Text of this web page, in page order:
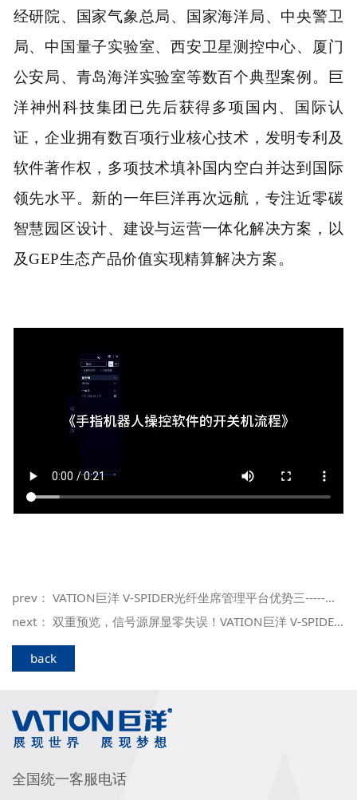
经研院、国家气象总局、国家海洋局、中央警卫
局、中国量子实验室、西安卫星测控中心、厦门
公安局、青岛海洋实验室等数百个典型案例。巨
洋神州科技集团已先后获得多项国内、国际认
证，企业拥有数百项行业核心技术，发明专利及
软件著作权，多项技术填补国内空白并达到国际
领先水平。新的一年巨洋再次远航，专注近零碳
智慧园区设计、建设与运营一体化解决方案，以
及GEP生态产品价值实现精算解决方案。
prev：VATION巨洋 V-SPIDER光纤坐席管理平台优势三-----指纹登录安全解决方案‌
next：双重预览，信号源屏显零失误！VATION巨洋 V-SPIDER光纤坐席管理平台
back
全国统一客服电话